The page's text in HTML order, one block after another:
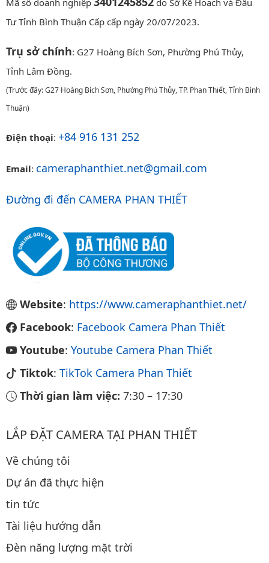
Mã số doanh nghiệp
do Sở Kế Hoạch và Đầu
Tư Tỉnh Bình Thuận Cấp cấp ngày 20/07/2023.
Trụ sở chính: G27 Hoàng Bích Sơn, Phường Phú Thủy,
Tỉnh Lâm Đồng.
(Trước đây: G27 Hoàng Bích Sơn, Phường Phú Thủy, TP. Phan Thiết, Tỉnh Bình
Thuận)
Điện thoại: +84 916 131 252
Email: cameraphanthiet.net@gmail.com
Đường đi đến CAMERA PHAN THIẾT
Website: https://www.cameraphanthiet.net/
Facebook: Facebook Camera Phan Thiết
Youtube: Youtube Camera Phan Thiết
Tiktok: TikTok Camera Phan Thiết
Thời gian làm việc: 7:30 – 17:30
LẮP ĐẶT CAMERA TẠI PHAN THIẾT
Về chúng tôi
Dự án đã thực hiện
tin tức
Tài liệu hướng dẫn
Đèn năng lượng mặt trời